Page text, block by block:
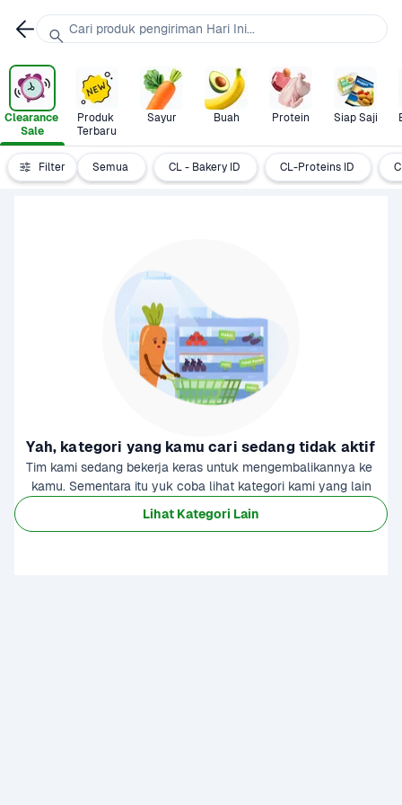
Clearance
Sale
Produk
Terbaru
Sayur Buah Protein Siap Saji
Filter Semua CL - Bakery ID CL-Proteins ID
Yah, kategori yang kamu cari sedang tidak aktif
Tim kami sedang bekerja keras untuk mengembalikannya ke
kamu. Sementara itu yuk coba lihat kategori kami yang lain
Lihat Kategori Lain
Cari produk pengiriman Hari Ini...